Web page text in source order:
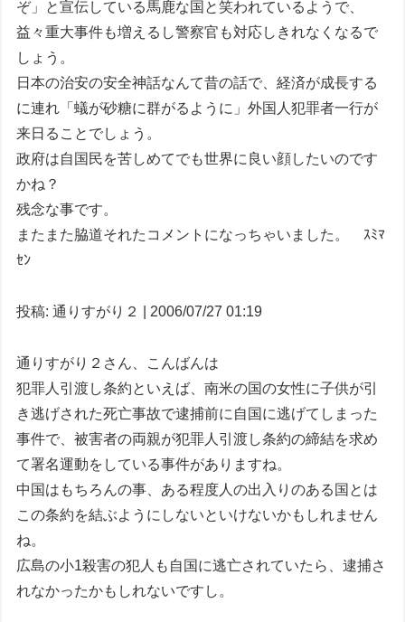
ぞ」と宣伝している馬鹿な国と笑われているようで、
益々重大事件も増えるし警察官も対応しきれなくなるで
しょう。
日本の治安の安全神話なんて昔の話で、経済が成長する
に連れ「蟻が砂糖に群がるように」外国人犯罪者一行が
来日ることでしょう。
政府は自国民を苦しめてでも世界に良い顔したいのです
かね？
残念な事です。
またまた脇道それたコメントになっちゃいました。 ｽﾐﾏ
ｾﾝ
投稿: 通りすがり２ | 2006/07/27 01:19
通りすがり２さん、こんばんは
犯罪人引渡し条約といえば、南米の国の女性に子供が引
き逃げされた死亡事故で逮捕前に自国に逃げてしまった
事件で、被害者の両親が犯罪人引渡し条約の締結を求め
て署名運動をしている事件がありますね。
中国はもちろんの事、ある程度人の出入りのある国とは
この条約を結ぶようにしないといけないかもしれません
ね。
広島の小1殺害の犯人も自国に逃亡されていたら、逮捕さ
れなかったかもしれないですし。